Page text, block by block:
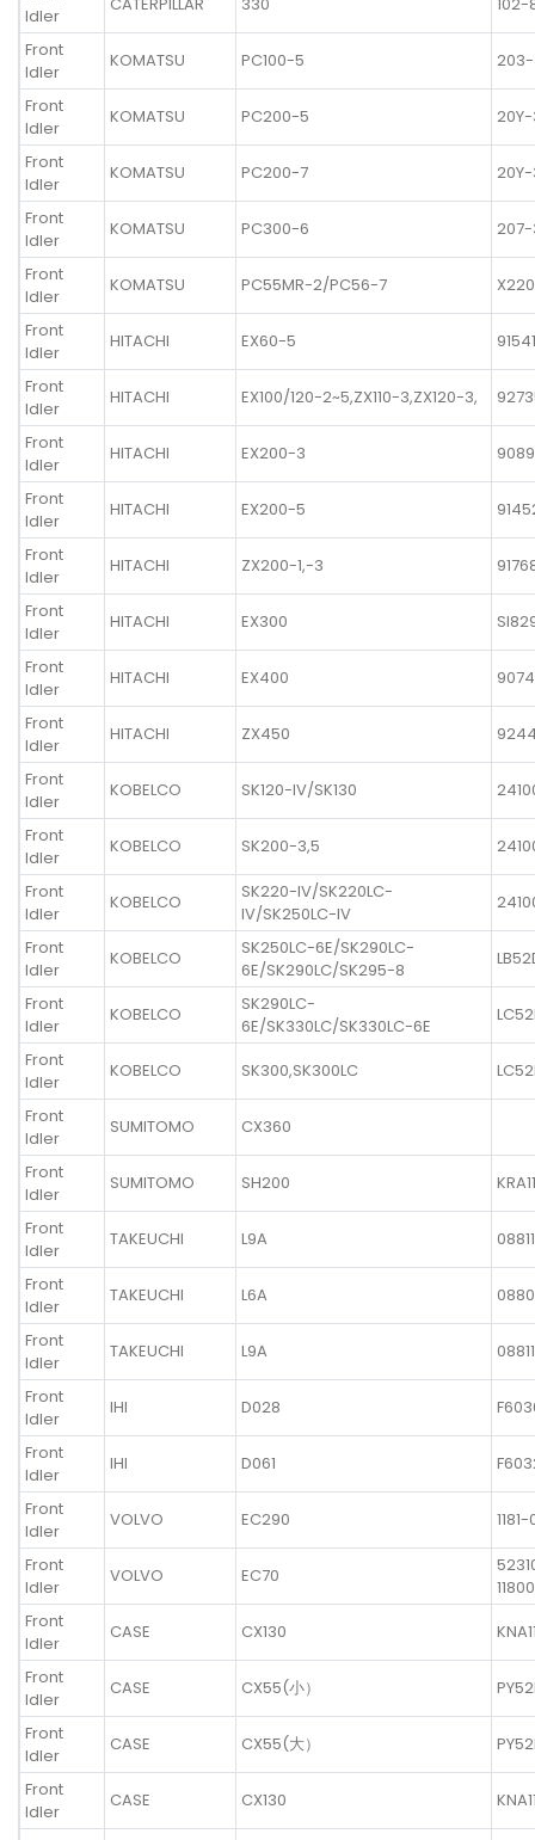
Idler
Front
Idler
KOMATSU PC100-5
Front
Idler
KOMATSU PC200-5
Front
Idler
KOMATSU PC200-7
Front
Idler
KOMATSU PC300-6
Front
Idler
KOMATSU PC55MR-2/PC56-7
Front
Idler
HITACHI EX60-5
Front
Idler
HITACHI EX100/120-2~5,ZX110-3,ZX120-3,
Front
Idler
HITACHI EX200-3
Front
Idler
HITACHI EX200-5
Front
Idler
HITACHI ZX200-1,-3
Front
Idler
HITACHI EX300
Front
Idler
HITACHI EX400
Front
Idler
HITACHI ZX450
Front
Idler
KOBELCO SK120-IV/SK130
Front
Idler
KOBELCO SK200-3,5
Front
Idler
KOBELCO
SK220-IV/SK220LC-
IV/SK250LC-IV
Front
Idler
KOBELCO
SK250LC-6E/SK290LC-
6E/SK290LC/SK295-8
Front
Idler
KOBELCO
SK290LC-
6E/SK330LC/SK330LC-6E
Front
Idler
KOBELCO SK300,SK300LC
Front
Idler
SUMITOMO
CX360
Front
Idler
SUMITOMO SH200
Front
Idler
TAKEUCHI L9A
Front
Idler
TAKEUCHI L6A
Front
Idler
TAKEUCHI L9A
Front
Idler
IHI D028
Front
Idler
IHI D061
Front
Idler
VOLVO EC290
Front
Idler
VOLVO EC70
11800
Front
Idler
CASE CX130
Front
Idler
CASE CX55(小）
Front
Idler
CASE CX55(大）
Front
Idler
CASE CX130